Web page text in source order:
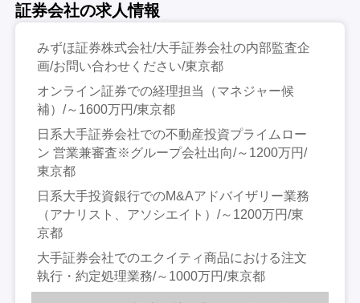
証券会社の求人情報
みずほ証券株式会社/大手証券会社の内部監査企
画/お問い合わせください/東京都
オンライン証券での経理担当（マネジャー候
補）/～1600万円/東京都
日系大手証券会社での不動産投資プライムロー
ン 営業兼審査※グループ会社出向/～1200万円/
東京都
日系大手投資銀行でのM&Aアドバイザリー業務
（アナリスト、アソシエイト）/～1200万円/東
京都
大手証券会社でのエクイティ商品における注文
執行・約定処理業務/～1000万円/東京都